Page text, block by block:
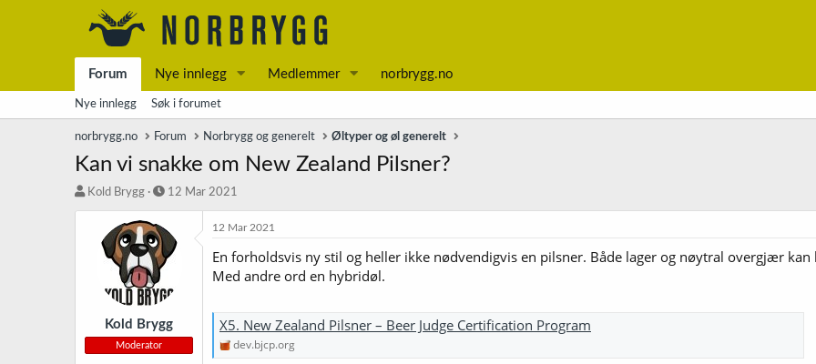
Forum Nye innlegg Medlemmer norbrygg.no
Nye innlegg Søk i forumet
norbrygg.no Forum Norbrygg og generelt Øltyper og øl generelt
Kan vi snakke om New Zealand Pilsner?
T
e
r
Kold Brygg
S
t
a
o
12 Mar 2021
Kold Brygg
Moderator
12 Mar 2021
En forholdsvis ny stil og heller ikke nødvendigvis en pilsner. Både lager og nøytral overgjær kan
Med andre ord en hybridøl.
X5. New Zealand Pilsner – Beer Judge Certification Program
dev.bjcp.org